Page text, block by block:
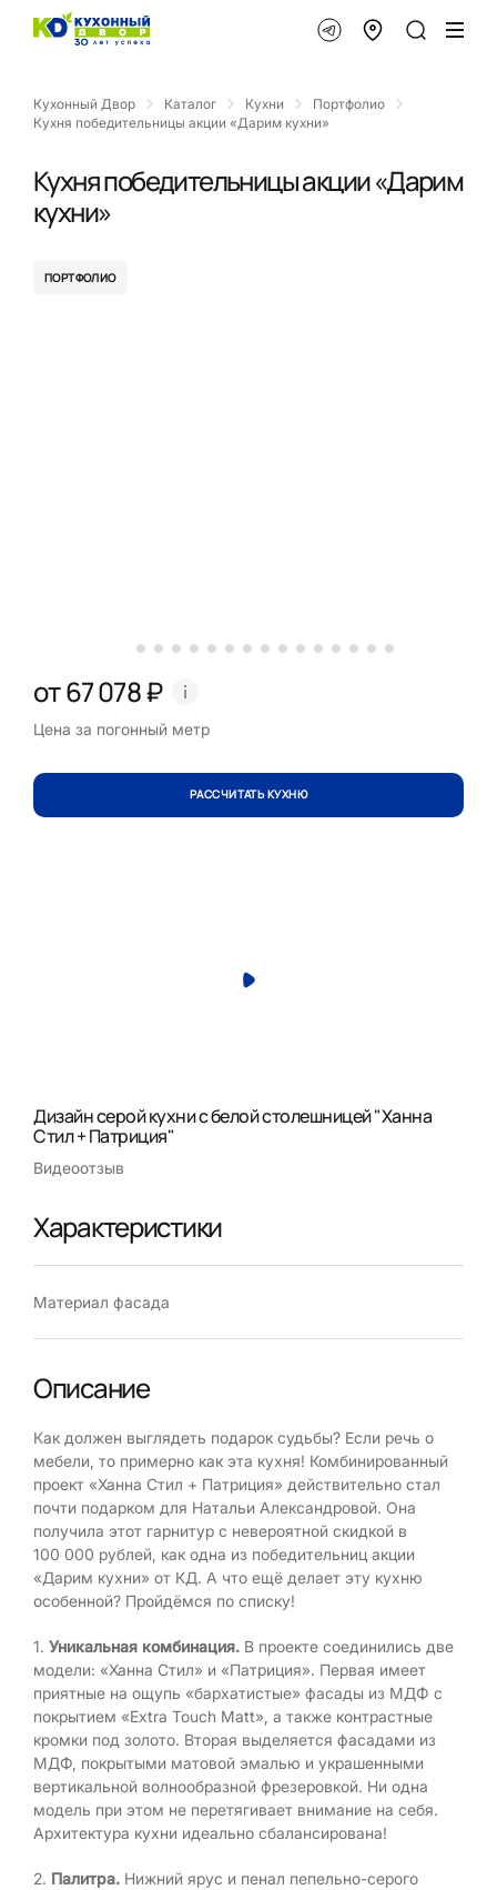
Кухонный Двор Каталог Кухни
Портфолио
Кухня победительницы акции «Дарим кухни»
Кухня победительницы акции «Дарим
кухни»
ПОРТФОЛИО
от 67 078 ₽
Цена за погонный метр
РАССЧИТАТЬ КУХНЮ
Дизайн серой кухни с белой столешницей "Ханна
Стил + Патриция"
Видеоотзыв
Характеристики
Материал фасада
Описание
Как должен выглядеть подарок судьбы? Если речь о
мебели, то примерно как эта кухня! Комбинированный
проект «Ханна Стил + Патриция» действительно стал
почти подарком для Натальи Александровой. Она
получила этот гарнитур с невероятной скидкой в
100 000 рублей, как одна из победительниц акции
«Дарим кухни» от КД. А что ещё делает эту кухню
особенной? Пройдёмся по списку!
1. Уникальная комбинация. В проекте соединились две
модели: «Ханна Стил» и «Патриция». Первая имеет
приятные на ощупь «бархатистые» фасады из МДФ с
покрытием «Extra Touch Matt», а также контрастные
кромки под золото. Вторая выделяется фасадами из
МДФ, покрытыми матовой эмалью и украшенными
вертикальной волнообразной фрезеровкой. Ни одна
модель при этом не перетягивает внимание на себя.
Архитектура кухни идеально сбалансирована!
2. Палитра. Нижний ярус и пенал пепельно-серого